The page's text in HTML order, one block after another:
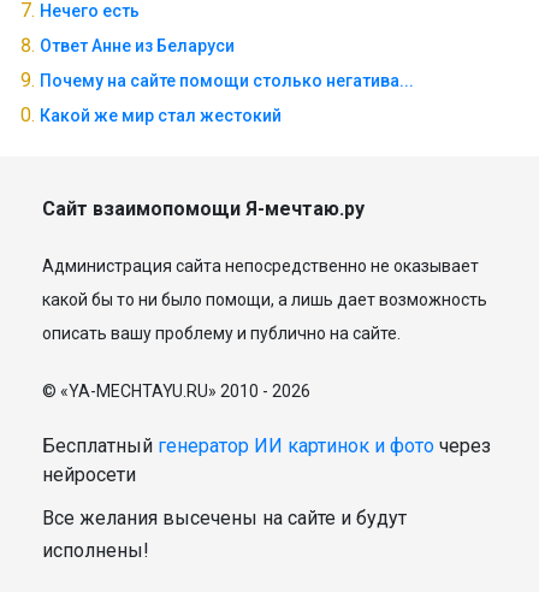
Нечего есть
Ответ Анне из Беларуси
Почему на сайте помощи столько негатива...
Какой же мир стал жестокий
Сайт взаимопомощи Я-мечтаю.ру
Администрация сайта непосредственно не оказывает
какой бы то ни было помощи, а лишь дает возможность
описать вашу проблему и публично на сайте.
© «YA-MECHTAYU.RU» 2010 - 2026
Бесплатный генератор ИИ картинок и фото через
нейросети
Все желания высечены на сайте и будут
исполнены!